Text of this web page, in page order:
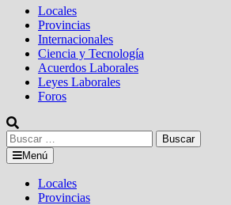
Locales
Provincias
Internacionales
Ciencia y Tecnología
Acuerdos Laborales
Leyes Laborales
Foros
Buscar:
Menú
Locales
Provincias